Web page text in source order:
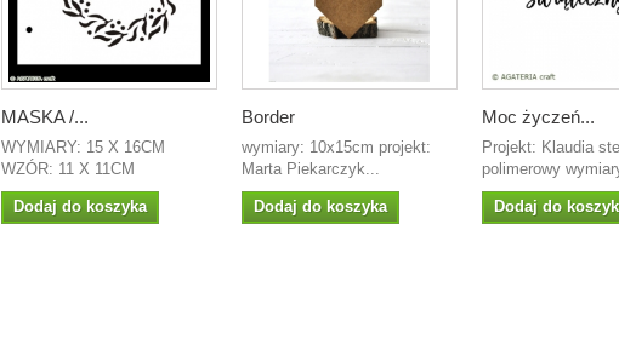
MASKA /...
WYMIARY: 15 X 16CM
WZÓR: 11 X 11CM
Dodaj do koszyka
Border
wymiary: 10x15cm projekt:
Marta Piekarczyk...
Dodaj do koszyka
Moc życzeń...
Projekt: Klaudia
polimerowy
Dodaj do